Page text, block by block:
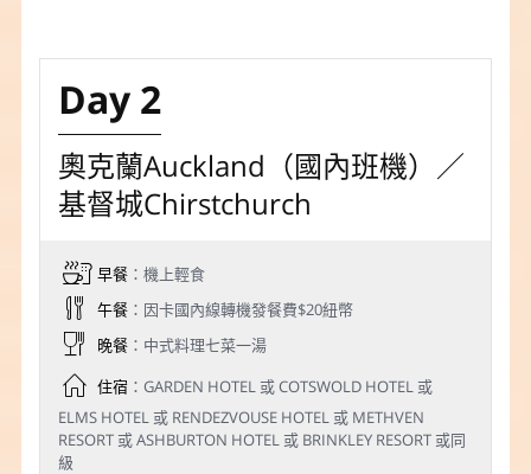
Day 2
奧克蘭Auckland（國內班機）／
基督城Chirstchurch
早餐：機上輕食
午餐：因卡國內線轉機發餐費$20紐幣
晚餐：中式料理七菜一湯
住宿：GARDEN HOTEL 或 COTSWOLD HOTEL 或
ELMS HOTEL 或 RENDEZVOUSE HOTEL 或 METHVEN
RESORT 或 ASHBURTON HOTEL 或 BRINKLEY RESORT 或同
級